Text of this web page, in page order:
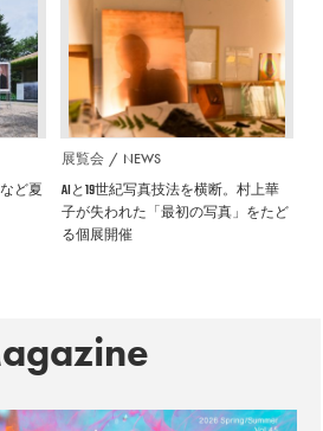
ど夏
展覧会 NEWS
AIと19世紀写真技法を横断。村上華
子が失われた「最初の写真」をたど
る個展開催